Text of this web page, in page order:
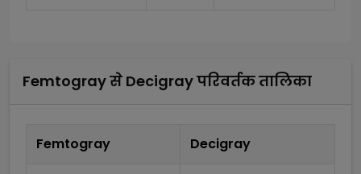
Femtograyसे Decigrayपरिवर्तक तालिका
Femtogray Decigray